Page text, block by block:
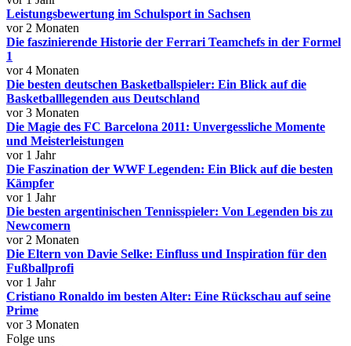
Leistungsbewertung im Schulsport in Sachsen
vor 2 Monaten
Die faszinierende Historie der Ferrari Teamchefs in der Formel
1
vor 4 Monaten
Die besten deutschen Basketballspieler: Ein Blick auf die
Basketballlegenden aus Deutschland
vor 3 Monaten
Die Magie des FC Barcelona 2011: Unvergessliche Momente
und Meisterleistungen
vor 1 Jahr
Die Faszination der WWF Legenden: Ein Blick auf die besten
Kämpfer
vor 1 Jahr
Die besten argentinischen Tennisspieler: Von Legenden bis zu
Newcomern
vor 2 Monaten
Die Eltern von Davie Selke: Einfluss und Inspiration für den
Fußballprofi
vor 1 Jahr
Cristiano Ronaldo im besten Alter: Eine Rückschau auf seine
Prime
vor 3 Monaten
Folge uns